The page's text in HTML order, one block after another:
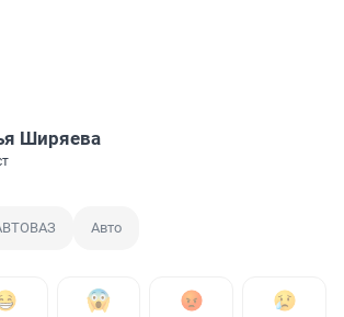
Ширяева
Авто